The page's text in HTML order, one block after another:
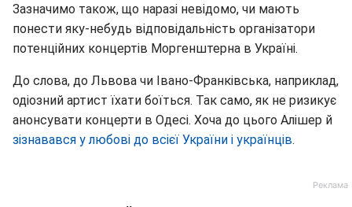
Зазначимо також, що наразі невідомо, чи мають
понести яку-небудь відповідальність організатори
потенційних концертів Моргенштерна в Україні.
До слова, до Львова чи Івано-Франківська, наприклад,
одіозний артист їхати боїться. Так само, як не ризикує
анонсувати концерти в Одесі. Хоча до цього Алішер й
зізнавався у любові до всієї України і українців.